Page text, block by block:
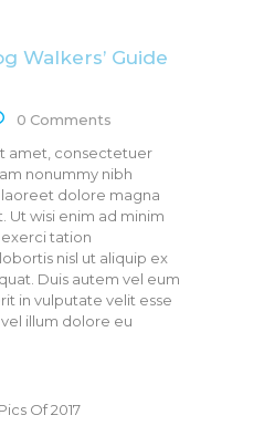
Walkers’ Guide
0 Comments
amet, consectetuer
nonummy nibh
dolore magna
Ut wisi enim ad minim
tation
nisl ut aliquip ex
Duis autem vel eum
in vulputate velit esse
illum dolore eu